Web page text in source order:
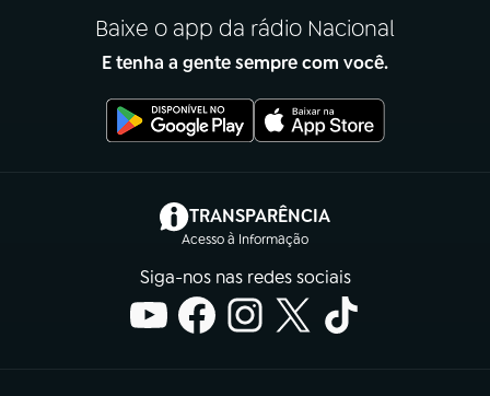
Baixe o app da rádio Nacional
E tenha a gente sempre com você.
TRANSPARÊNCIA
Acesso à Informação
(abre em nova aba)
Siga-nos nas redes sociais